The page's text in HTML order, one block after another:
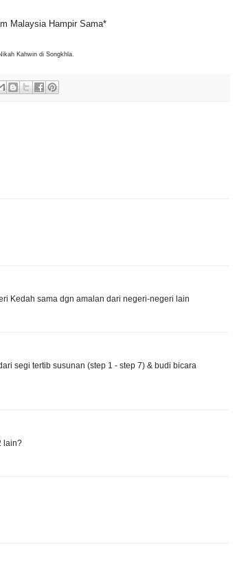
Malaysia Hampir Sama*
Kahwin di Songkhla.
Kedah sama dgn amalan dari negeri-negeri lain
segi tertib susunan (step 1 - step 7) & budi bicara
lain?